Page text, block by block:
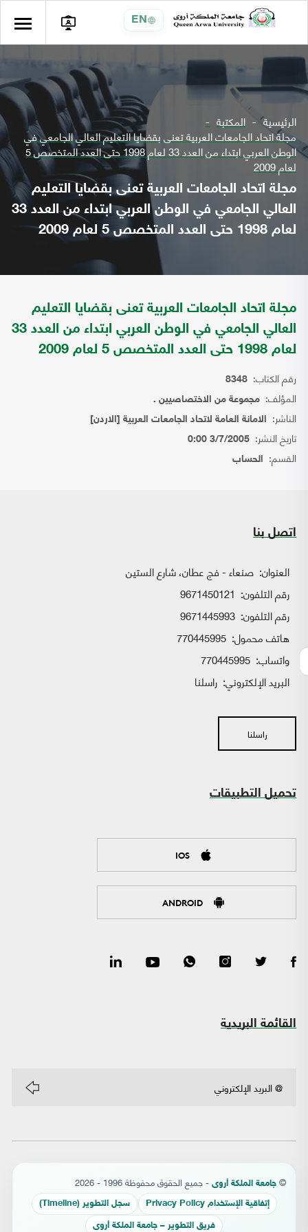
EN
الرئيسية المكتبة
مجلة اتحاد الجامعات العربية تعنى بقضايا التعليم العالي الجامعي في
الوطن العربي ابتداء من العدد 33 لعام 1998 حتى العدد المتخصص 5
لعام 2009
مجلة اتحاد الجامعات العربية تعنى بقضايا التعليم
العالي الجامعي في الوطن العربي ابتداء من العدد 33
لعام 1998 حتى العدد المتخصص 5 لعام 2009
مجلة اتحاد الجامعات العربية تعنى بقضايا التعليم
العالي الجامعي في الوطن العربي ابتداء من العدد 33
لعام 1998 حتى العدد المتخصص 5 لعام 2009
رقم الكتاب: 8348
المؤلف: مجموعة من الاختصاصيين .
الناشر: الامانة العامة لاتحاد الجامعات العربية [الاردن]
تاريخ النشر: 3/7/2005 0:00
القسم: الحساب
اتصل بنا
العنوان: صنعاء - فج عطان، شارع الستين
رقم التلفون: 9671450121
رقم التلفون: 9671445993
هاتف محمول: 770445995
واتساب:
البريد الإلكتروني: راسلنا
راسلنا
تحميل التطبيقات
IOS
ANDROID
القائمة البريدية
© جامعة الملكة أروى - جميع الحقوق محفوظة 1996 - 2026
إتفاقية الإستخدام Privacy Policy سجل التطوير (Timeline)
فريق التطوير – جامعة الملكة أروى